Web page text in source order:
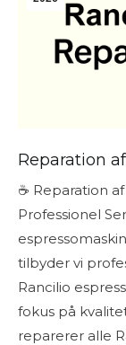
Reparation
☕ Reparation
Professionel
tilbyder vi
Rancilio
fokus på
reparerer alle